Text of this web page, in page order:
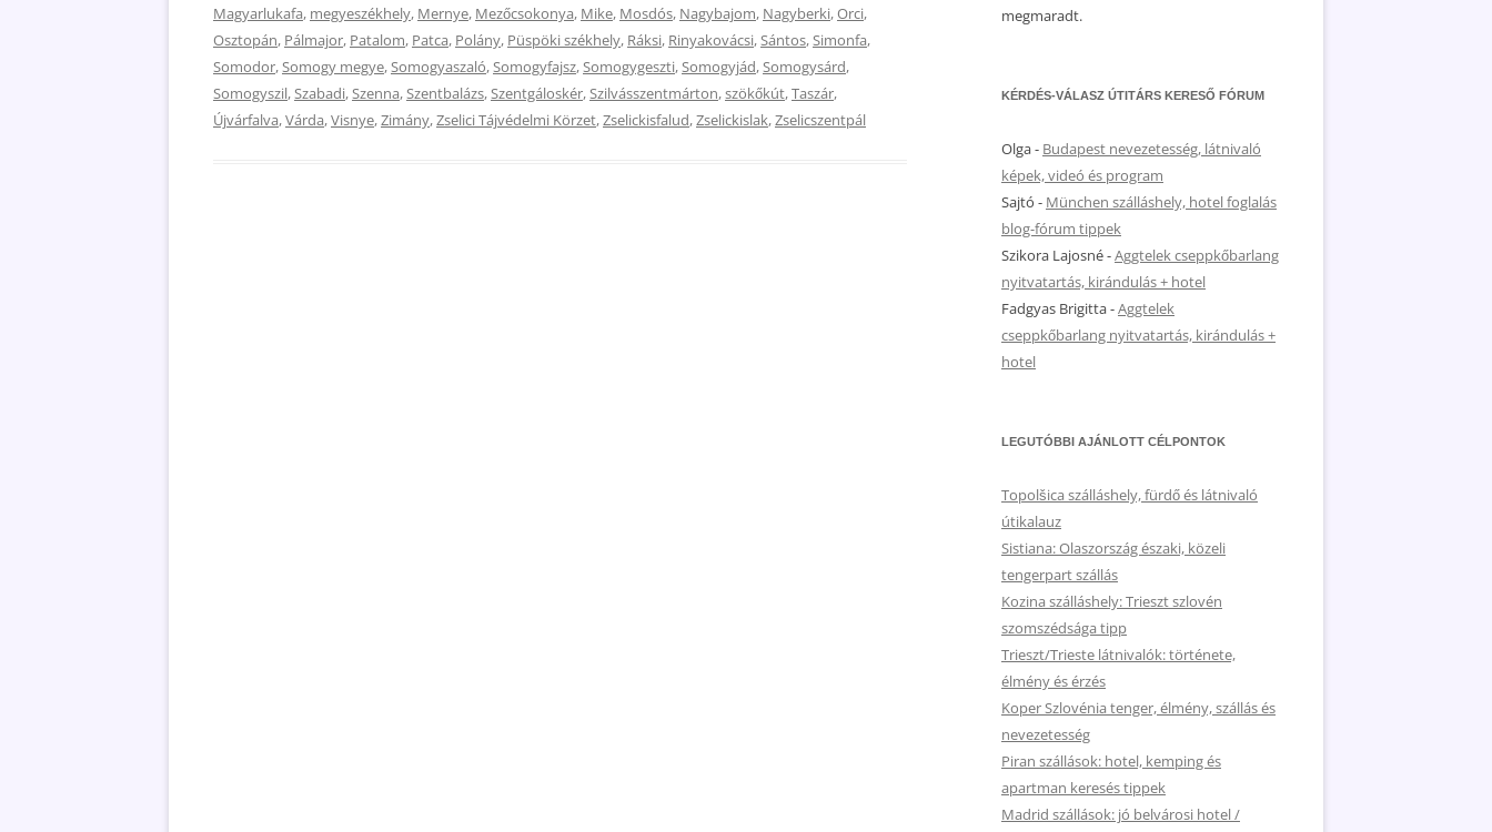
Magyarlukafa, megyeszékhely, Mernye, Mezőcsokonya, Mike, Mosdós, Nagybajom, Nagyberki,Orci,
Osztopán, Pálmajor, Patalom, Patca, Polány, Püspöki székhely, Ráksi, Rinyakovácsi,Sántos,Simonfa,
Somodor,Somogy megye,Somogyaszaló,Somogyfajsz,Somogygeszti,Somogyjád,Somogysárd,
Somogyszil,Szabadi,Szenna,Szentbalázs,Szentgáloskér,Szilvásszentmárton,szökőkút,Taszár,
Újvárfalva,Várda,Visnye,Zimány,Zselici Tájvédelmi Körzet,Zselickisfalud,Zselickislak,Zselicszentpál
megmaradt.
KÉRDÉS-VÁLASZ ÚTITÁRS KERESŐ FÓRUM
Olga- Budapest nevezetesség, látnivaló
képek, videó és program
Sajtó - München szálláshely, hotel foglalás
blog-fórum tippek
Szikora Lajosné-Aggtelek cseppkőbarlang
nyitvatartás, kirándulás + hotel
Fadgyas Brigitta-Aggtelek
cseppkőbarlang nyitvatartás, kirándulás +
hotel
LEGUTÓBBI AJÁNLOTT CÉLPONTOK
Topolšica szálláshely, fürdő és látnivaló
útikalauz
Sistiana: Olaszország északi, közeli
tengerpart szállás
Kozina szálláshely: Trieszt szlovén
szomszédsága tipp
Trieszt/Trieste látnivalók: története,
élmény és érzés
Koper Szlovénia tenger, élmény, szállás és
nevezetesség
Piran szállások: hotel, kemping és
apartman keresés tippek
Madrid szállások: jó belvárosi hotel /